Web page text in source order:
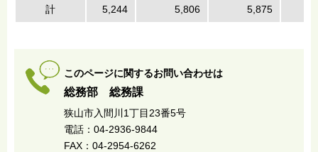
計 5,244 5,806 5,875
このページに関するお問い合わせは
総務部 総務課
狭山市入間川1丁目23番5号
電話：04-2936-9844
FAX：04-2954-6262